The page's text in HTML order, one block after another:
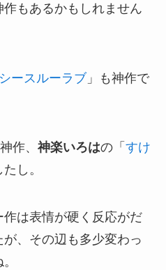
もあるかもしれません
シースルーラブ」も神作で
作、 神楽いろはの「 すけ
し。
は表情が硬く反応がだ
、その辺も多少変わっ